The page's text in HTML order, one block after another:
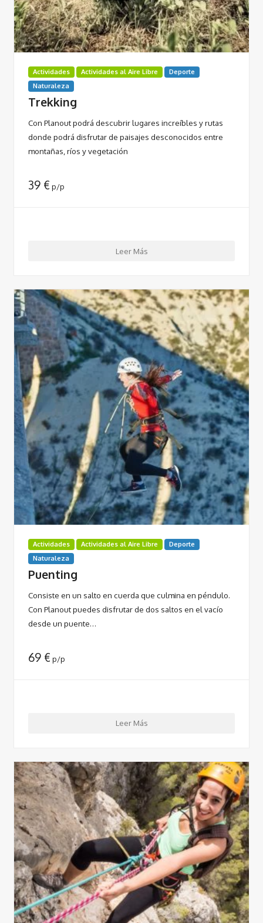
Actividades Actividades al Aire Libre
Deporte
Naturaleza
Trekking
Con Planout podrá descubrir lugares increíbles y rutas
donde podrá disfrutar de paisajes desconocidos entre
montañas, ríos y vegetación
39 € p/p
Leer Más
Actividades Actividades al Aire Libre
Deporte
Naturaleza
Puenting
Consiste en un salto en cuerda que culmina en péndulo.
Con Planout puedes disfrutar de dos saltos en el vacío
desde un puente…
69 € p/p
Leer Más